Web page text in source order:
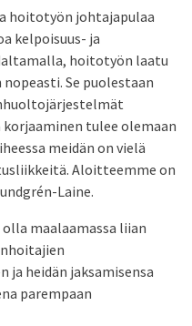
hoitotyön johtajapulaa
kelpoisuus- ja
hoitotyön laatu
Se puolestaan
tulee olemaan
meidän on vielä
Aloitteemme on
Laine.
maalaamassa liian
heidän jaksamisensa
parempaan